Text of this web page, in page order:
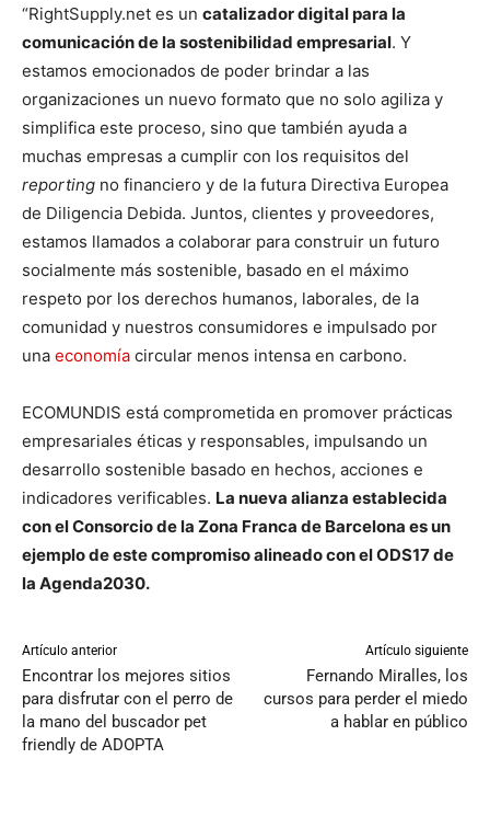
“RightSupply.net es un catalizador digital para la
comunicación de la sostenibilidad empresarial. Y
estamos emocionados de poder brindar a las
organizaciones un nuevo formato que no solo agiliza y
simplifica este proceso, sino que también ayuda a
muchas empresas a cumplir con los requisitos del
reporting no financiero y de la futura Directiva Europea
de Diligencia Debida. Juntos, clientes y proveedores,
estamos llamados a colaborar para construir un futuro
socialmente más sostenible, basado en el máximo
respeto por los derechos humanos, laborales, de la
comunidad y nuestros consumidores e impulsado por
una economía circular menos intensa en carbono.
ECOMUNDIS está comprometida en promover prácticas
empresariales éticas y responsables, impulsando un
desarrollo sostenible basado en hechos, acciones e
indicadores verificables. La nueva alianza establecida
con el Consorcio de la Zona Franca de Barcelona es un
ejemplo de este compromiso alineado con el ODS17 de
la Agenda2030.
Artículo anterior
Encontrar los mejores sitios
para disfrutar con el perro de
la mano del buscador pet
friendly de ADOPTA
Artículo siguiente
Fernando Miralles, los
cursos para perder el miedo
a hablar en público